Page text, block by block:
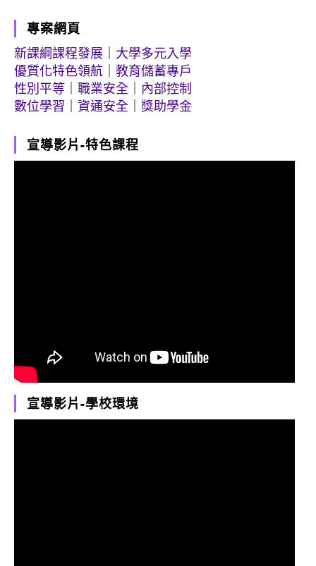
專案網頁
新課綱課程發展
大學多元入學
優質化特色領航
教育儲蓄專戶
性別平等
職業安全
內部控制
數位學習
資通安全 獎助學金
宣導影片-特色課程
宣導影片-學校環境